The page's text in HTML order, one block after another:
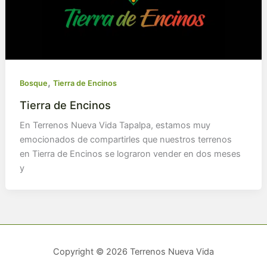
Bosque,Tierra de Encinos
Tierra de Encinos
En Terrenos Nueva Vida Tapalpa, estamos muy
emocionados de compartirles que nuestros terrenos
en Tierra de Encinos se lograron vender en dos meses
y
Copyright © 2026 Terrenos Nueva Vida